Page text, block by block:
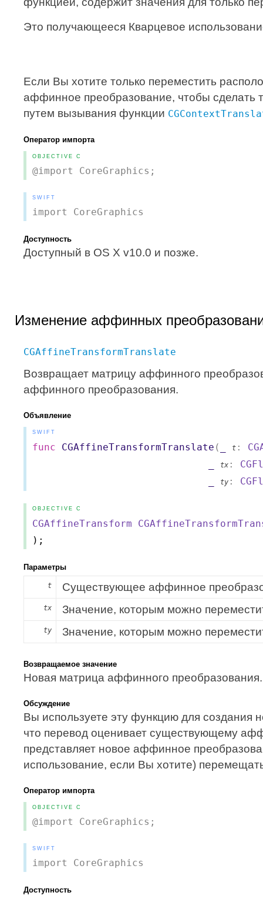
Это получающееся Кварцевое
Если Вы хотите только переместить
аффинное преобразование, чтобы сделать
путем вызывания функции
Оператор импорта
OBJECTIVE C
@import CoreGraphics;
SWIFT
import CoreGraphics
Доступность
Доступный в OS X v10.0 и позже.
Изменение аффинных
CGAffineTransformTranslate
Возвращает матрицу аффинного
аффинного преобразования.
Объявление
SWIFT
func CGAffineTransformTranslate ( t :
tx :
ty :
OBJECTIVE C
CGAffineTransform
);
Параметры
t Существующее аффинное
tx Значение, которым можно
ty Значение, которым можно
Возвращаемое значение
Новая матрица аффинного преобразования.
Обсуждение
Вы используете эту функцию для создания
что перевод оценивает существующему
представляет новое аффинное
использование, если Вы хотите)
Оператор импорта
OBJECTIVE C
@import CoreGraphics;
SWIFT
import CoreGraphics
Доступность